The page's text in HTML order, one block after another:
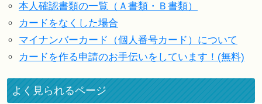
本人確認書類の一覧（Ａ書類・Ｂ書類）
カードをなくした場合
マイナンバーカード（個人番号カード）について
カードを作る申請のお手伝いをしています！(無料)
よく見られるページ